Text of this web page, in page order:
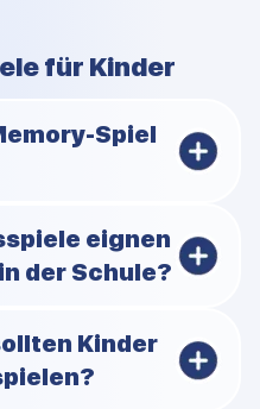
für Kinder
Spiel
(Kartenpaare
ist völlig kostenlos,
und trainiert
eignen
der Schule?
oder Spiele, bei denen
an der Tafel zu
Sie erfordern
Kinder